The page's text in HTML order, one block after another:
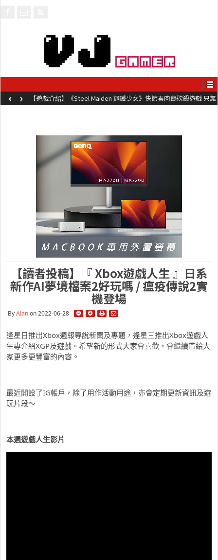
【遊戲介紹】《Steel Maiden 鋼鐵少女》快節奏肉鴿砍殺遊戲 只靠
兩鍵操作動作極致流暢試玩上架中
‹ ›
【讀者投稿】『 Xbox遊戲人生 』日系
新作AI夢境檔案2好玩嗎 / 瘟疫傳說2實
機登場
ByAlanon 2022-06-28
逄星日推出Xbox週報專說新聞及專題，逄星三推出Xbox遊戲人
生專介紹XGP及遊戲。希望新的形式大家會喜歡，會繼續帶給大
家更多更豐富的內容。
最近開設了IG帳戶，除了用作活動用途，亦會定期更新資訊及遊
玩片段～
本週遊戲人生影片